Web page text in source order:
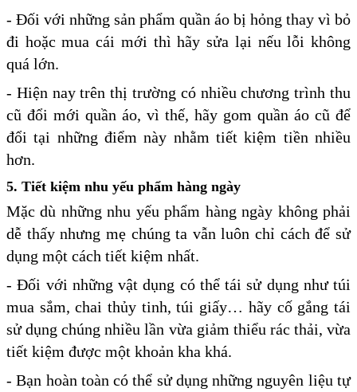
- Đối với những sản phẩm quần áo bị hỏng thay vì bỏ
đi hoặc mua cái mới thì hãy sửa lại nếu lỗi không
quá lớn.
- Hiện nay trên thị trường có nhiều chương trình thu
cũ đổi mới quần áo, vì thế, hãy gom quần áo cũ để
đổi tại những điểm này nhằm tiết kiệm tiền nhiều
hơn.
5. Tiết kiệm nhu yếu phẩm hàng ngày
Mặc dù những nhu yếu phẩm hàng ngày không phải
dễ thấy nhưng mẹ chúng ta vẫn luôn chỉ cách để sử
dụng một cách tiết kiệm nhất.
- Đối với những vật dụng có thể tái sử dụng như túi
mua sắm, chai thủy tinh, túi giấy… hãy cố gắng tái
sử dụng chúng nhiều lần vừa giảm thiểu rác thải, vừa
tiết kiệm được một khoản kha khá.
- Bạn hoàn toàn có thể sử dụng những nguyên liệu tự